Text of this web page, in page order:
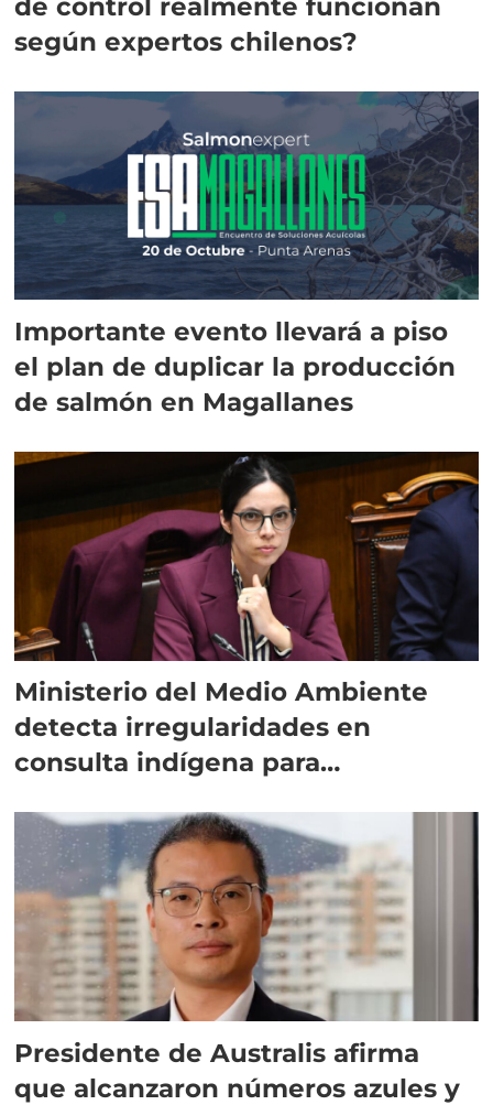
según expertos chilenos?
Importante evento llevará a piso
el plan de duplicar la producción
de salmón en Magallanes
Ministerio del Medio Ambiente
detecta irregularidades en
consulta indígena para
Presidente de Australis afirma
que alcanzaron números azules y